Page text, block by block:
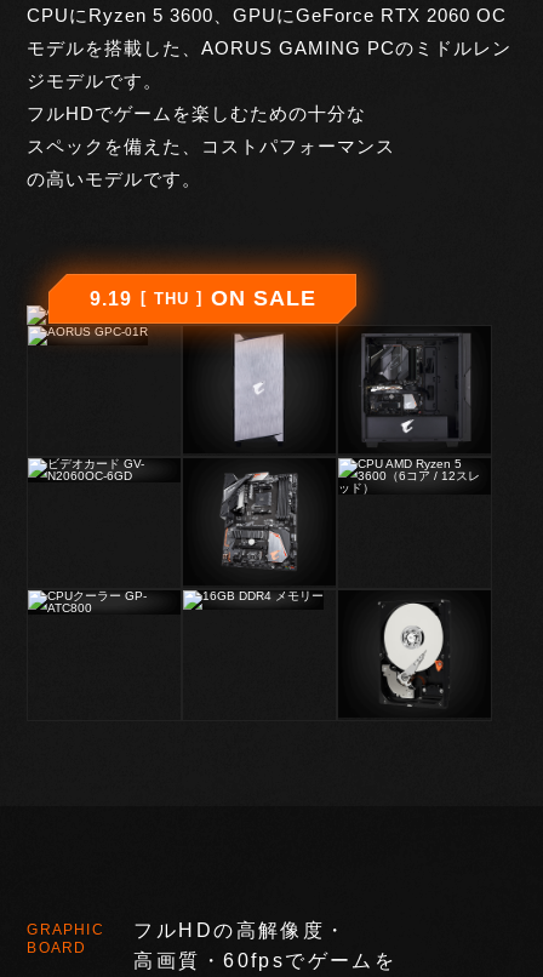
CPUにRyzen 5 3600、GPUにGeForce RTX 2060 OC
モデルを搭載 した、AORUS GAMING PCのミドルレン
ジモデルです。
フルHDでゲームを楽しむための十分な
スペックを備えた、コストパフォーマンス
の高いモデルです。
9.19 THU ON SALE
GRAPHIC
BOARD
フルHDの高解像度・
高画質・60fpsでゲームを